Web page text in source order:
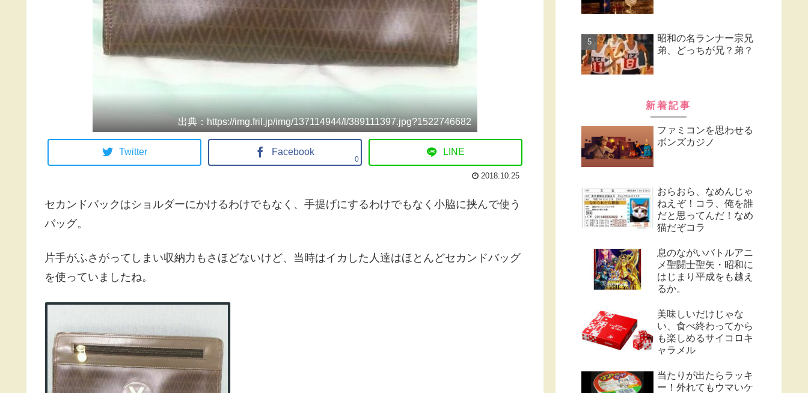
出典：https://img.fril.jp/img/137114944/l/389111397.jpg?1522746682
Twitter Facebook
0
LINE
2018.10.25
セカンドバックはショルダーにかけるわけでもなく、手提げにするわけでもなく小脇に挟んで使う
バッグ。
片手がふさがってしまい収納力もさほどないけど、当時はイカした人達はほとんどセカンドバッグ
を使っていましたね。
昭和の名ランナー宗兄
弟、どっちが兄？弟？
新着記事
ファミコンを思わせる
ボンズカジノ
おらおら、なめんじゃ
ねえぞ！コラ、俺を誰
だと思ってんだ！なめ
猫だぞコラ
息のながいバトルアニ
メ聖闘士聖矢・昭和に
はじまり平成をも越え
るか。
美味しいだけじゃな
い、食べ終わってから
も楽しめるサイコロキ
ャラメル
当たりが出たらラッキ
ー！外れてもウマいケ